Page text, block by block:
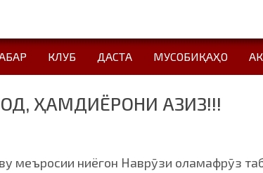
КЛУБ ДАСТА МУСОБИҚАҲО
ҲАМДИЁРОНИ АЗИЗ!!!
меъросии ниёгон Наврӯзи оламафрӯз